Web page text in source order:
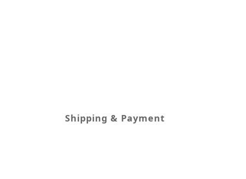
Shipping & Payment